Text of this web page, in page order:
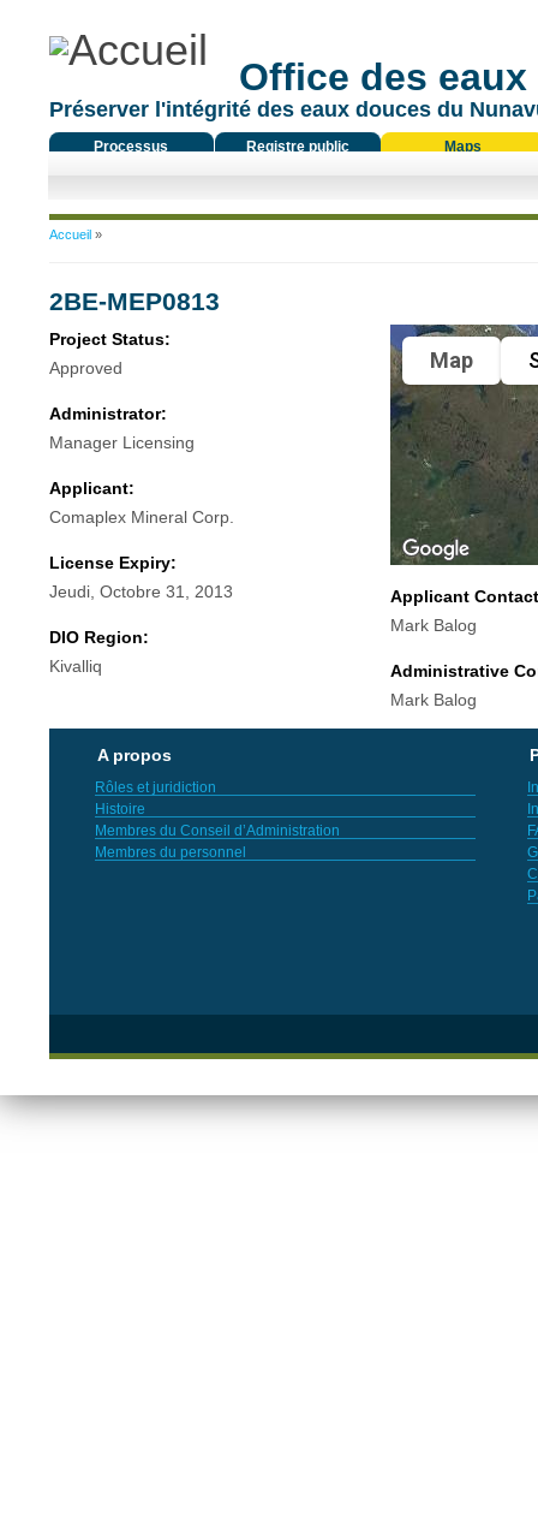
Office des
Préserver l'intégrité des eaux douces du
Processus
Registre public Maps
Vous êtes ici
Accueil»
2BE-MEP0813
Project Status:
Approved
Administrator:
Manager Licensing
Applicant:
Comaplex Mineral Corp.
License Expiry:
Jeudi, Octobre 31, 2013
DIO Region:
Kivalliq
Map
Applicant
Mark Balog
Administrative
Mark Balog
A propos
Rôles et juridiction
Histoire
Membres du Conseil d’Administration
Membres du personnel